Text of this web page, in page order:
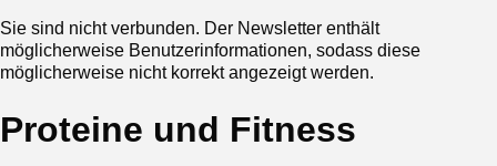
Sie sind nicht verbunden. Der Newsletter enthält
möglicherweise Benutzerinformationen, sodass diese
möglicherweise nicht korrekt angezeigt werden.
Proteine und Fitness